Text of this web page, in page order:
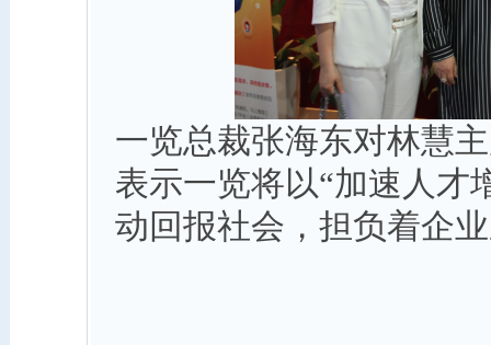
一览总裁张海东对林慧
表示一览将以“加速人才
动回报社会，担负着企